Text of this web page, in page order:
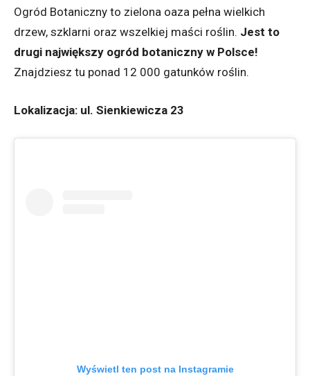
Ogród Botaniczny to zielona oaza pełna wielkich
drzew, szklarni oraz wszelkiej maści roślin. Jest to
drugi największy ogród botaniczny w Polsce!
Znajdziesz tu ponad 12 000 gatunków roślin.
Lokalizacja: ul. Sienkiewicza 23
Wyświetl ten post na Instagramie